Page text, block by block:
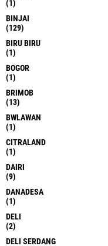
(1)
BINJAI
(129)
BIRU BIRU
(1)
BOGOR
(1)
BRIMOB
(13)
BWLAWAN
(1)
CITRALAND
(1)
DAIRI
(9)
DANADESA
(1)
DELI
(2)
DELI SERDANG